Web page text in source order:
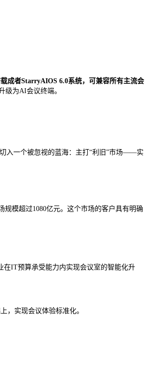
成者StarryAIOS 6.0系统，可兼容所有主流会
级为AI会议终端。
入一个被忽视的蓝海：主打“利旧”市场——实
模超过1080亿元。这个市场的客户具有明确
在IT预算承受能力内实现会议室的智能化升
，实现会议体验标准化。